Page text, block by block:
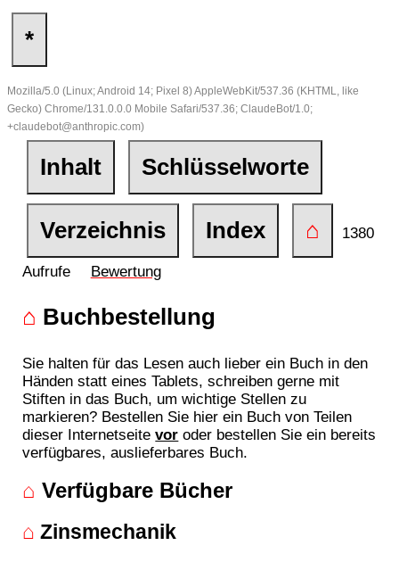
*
Mozilla/5.0 (Linux; Android 14; Pixel 8) AppleWebKit/537.36 (KHTML, like
Gecko) Chrome/131.0.0.0 Mobile Safari/537.36; ClaudeBot/1.0;
+claudebot@anthropic.com)
Inhalt Schlüsselworte
Verzeichnis Index ⌂ 1380
Aufrufe Bewertung
⌂ Buchbestellung
Sie halten für das Lesen auch lieber ein Buch in den
Händen statt eines Tablets, schreiben gerne mit
Stiften in das Buch, um wichtige Stellen zu
markieren? Bestellen Sie hier ein Buch von Teilen
dieser Internetseitevor oder bestellen Sie ein bereits
verfügbares, auslieferbares Buch.
⌂ Verfügbare Bücher
⌂ Zinsmechanik